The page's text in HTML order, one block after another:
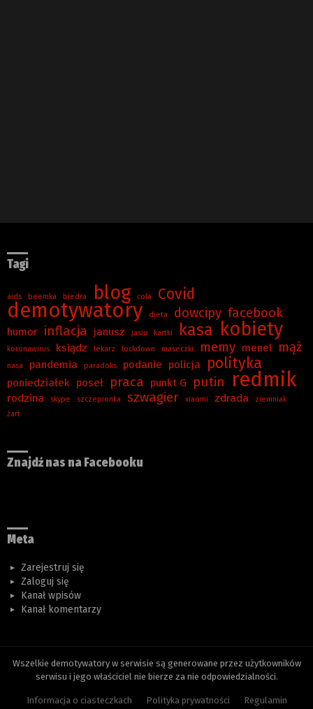
Tagi
aids beemka biedra blog cola Covid
demotywatory dieta dowcipy facebook
humor inflacja janusz jasiu kartki kasa kobiety
koronawirus ksiądz lekarz lockdown maseczki memy menel mąż
nasa pandemia paradoks podanie policja polityka
poniedziałek poseł praca punkt G putin redmik
rodzina skype szczepionka szwagier xiaomi zdrada
ziemniak
żart
Znajdź nas na Facebooku
Meta
Zarejestruj się
Zaloguj się
Kanał wpisów
Kanał komentarzy
Wszelkie demotywatory w serwisie są generowane przez użytkowników
serwisu i jego właściciel nie bierze za nie odpowiedzialności.
Informacja o ciasteczkach Polityka prywatności Regulamin